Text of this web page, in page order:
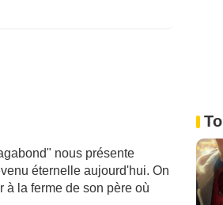
nous présente
éternelle aujourd'hui. On
à la ferme de son père où